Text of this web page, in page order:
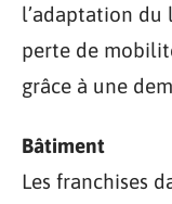
l’adaptation du
perte de
grâce à une
Bâtiment
Les franchises